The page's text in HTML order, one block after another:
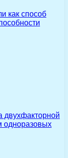
как способ
двухфакторной
одноразовых